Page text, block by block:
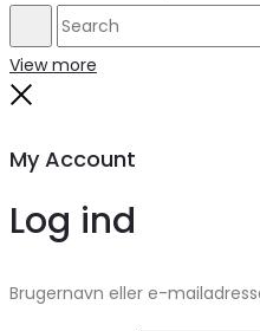
Search
View more
My Account
Log ind
Brugernavn eller e-